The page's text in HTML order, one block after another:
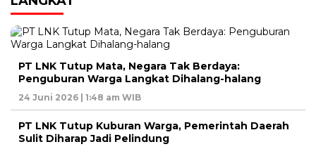
PT LNK Tutup Mata, Negara Tak Berdaya:
Penguburan Warga Langkat Dihalang-halang
24 Juni 2026 | 1:48 am WIB
PT LNK Tutup Kuburan Warga, Pemerintah Daerah
Sulit Diharap Jadi Pelindung